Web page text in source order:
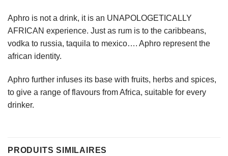
Aphro is not a drink, it is an UNAPOLOGETICALLY
AFRICAN experience. Just as rum is to the caribbeans,
vodka to russia, taquila to mexico…. Aphro represent the
african identity.
Aphro further infuses its base with fruits, herbs and spices,
to give a range of flavours from Africa, suitable for every
drinker.
PRODUITS SIMILAIRES